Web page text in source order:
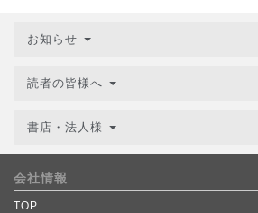
お知らせ
読者の皆様へ
書店・法人様
会社情報
TOP